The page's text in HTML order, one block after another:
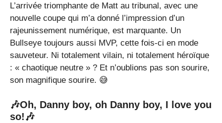
L’arrivée triomphante de Matt au tribunal, avec une
nouvelle coupe qui m’a donné l’impression d’un
rajeunissement numérique, est marquante. Un
Bullseye toujours aussi MVP, cette fois-ci en mode
sauveteur. Ni totalement vilain, ni totalement héroïque
: « chaotique neutre » ? Et n’oublions pas son sourire,
son magnifique sourire. 😅
🎶Oh, Danny boy, oh Danny boy, I love you
so!🎶